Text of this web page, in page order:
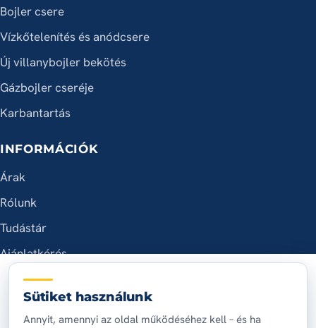
Bojler csere
Vízkőtelenítés és anódcsere
Új villanybojler bekötés
Gázbojler cseréje
Karbantartás
INFORMÁCIÓK
Árak
Rólunk
Tudástár
Ajánlatkérés
ELÉRHETŐSÉG
+36 20 398 7569
Sütiket használunk
Annyit, amennyi az oldal működéséhez kell – és ha